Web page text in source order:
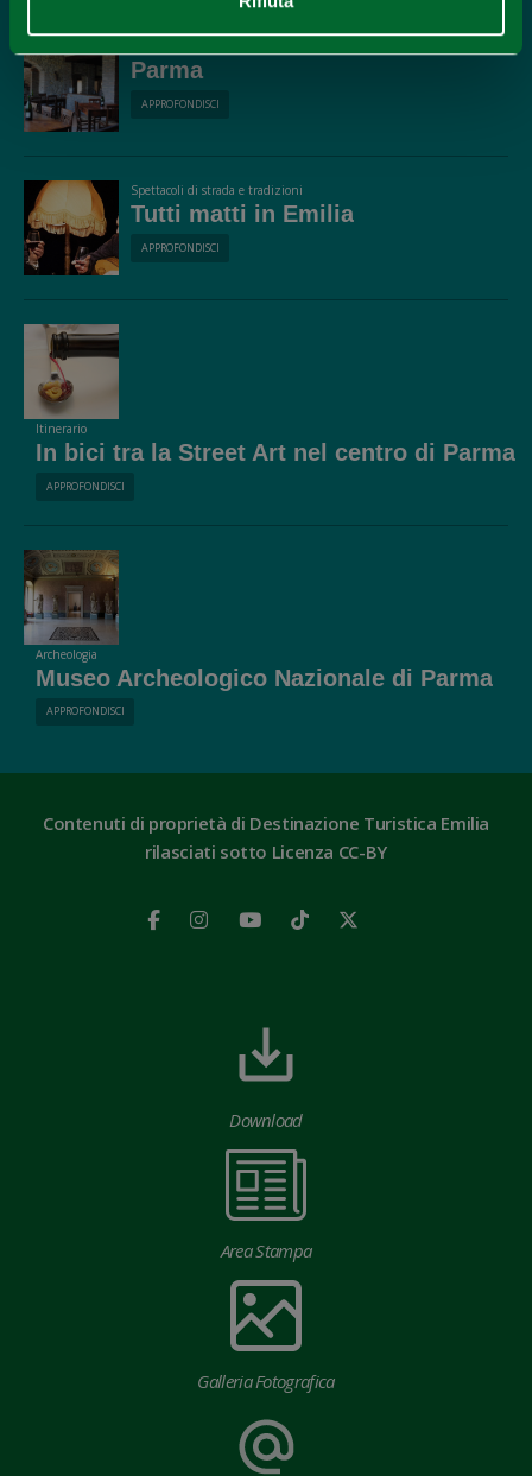
Parma
APPROFONDISCI
Spettacoli di strada e tradizioni
Tutti matti in Emilia
APPROFONDISCI
Itinerario
In bici tra la Street Art nel centro di Parma
APPROFONDISCI
Archeologia
Museo Archeologico Nazionale di Parma
APPROFONDISCI
Contenuti di proprietà di Destinazione Turistica Emilia
rilasciati sotto Licenza CC-BY
Download
Area Stampa
Galleria Fotografica